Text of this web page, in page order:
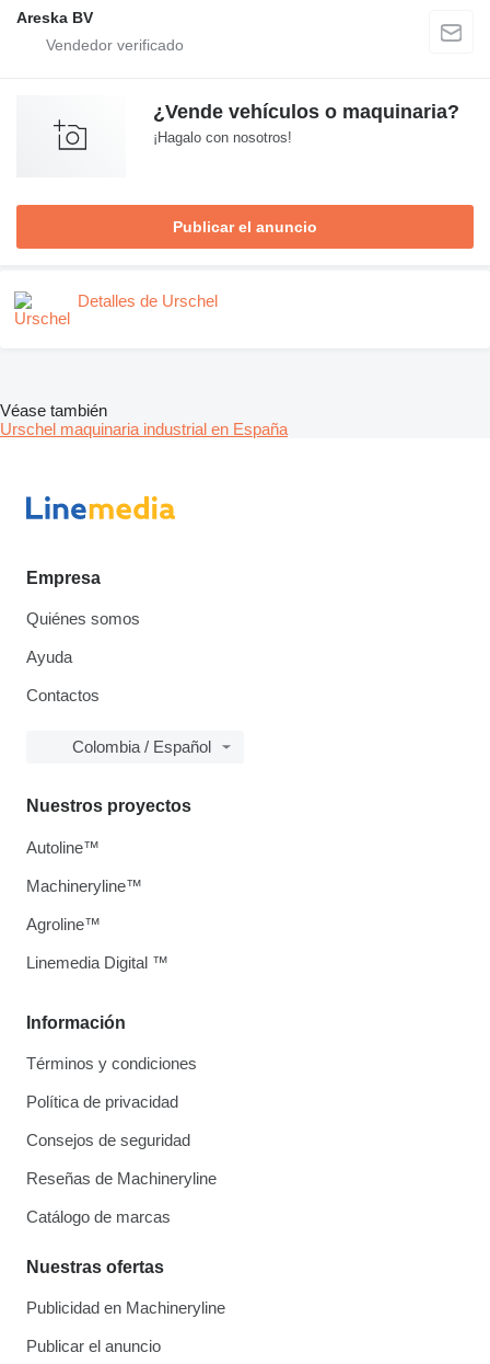
Areska BV
¿Vende vehículos o maquinaria?
¡Hagalo con nosotros!
Publicar el anuncio
Detalles de Urschel
Véase también
Urschel maquinaria industrial en España
Empresa
Quiénes somos
Ayuda
Contactos
Colombia / Español
Información
Términos y condiciones
Política de privacidad
Consejos de seguridad
Reseñas de Machineryline
Catálogo de marcas
Nuestras ofertas
Publicidad en Machineryline
Publicar el anuncio
Nuestros proyectos
Autoline™
Machineryline™
Agroline™
Linemedia Digital ™